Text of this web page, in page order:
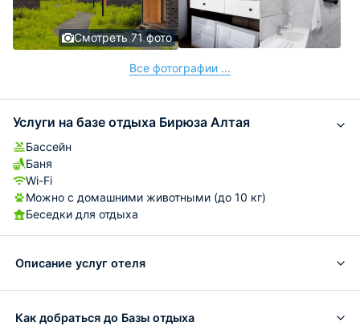
Смотреть 71 фото
Все фотографии ...
Услуги на базе отдыха Бирюза Алтая
Бассейн
Баня
Wi-Fi
Можно с домашними животными (до 10 кг)
Беседки для отдыха
Описание услуг отеля
Как добраться до Базы отдыха